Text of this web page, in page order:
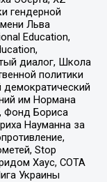
гендерной
Льва
Education,
диалог, Школа
политики
им Нормана
Фонд Бориса
Науманна за
Stop
Хаус, СОТА
Украины